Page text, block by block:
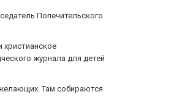
Попечительского
христианское
журнала для детей
Там собираются